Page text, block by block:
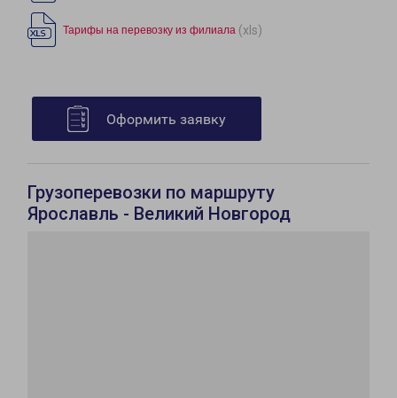
Тарифы на перевозку из филиала (xls)
Оформить заявку
Грузоперевозки по маршруту
Ярославль - Великий Новгород